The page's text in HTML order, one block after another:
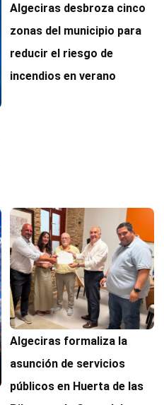
Algeciras desbroza cinco
zonas del municipio para
reducir el riesgo de
incendios en verano
Algeciras formaliza la
asunción de servicios
públicos en Huerta de las